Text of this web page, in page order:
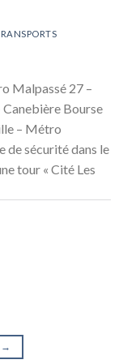
Malpassé 27 –
Canebière Bourse
– Métro
de sécurité dans le
tour « Cité Les
→